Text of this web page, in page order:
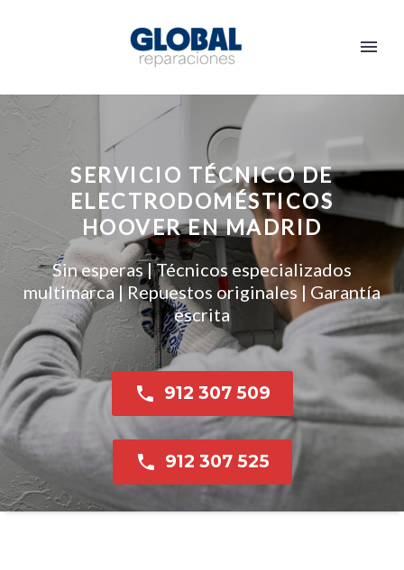
SERVICIO TÉCNICO DE
ELECTRODOMÉSTICOS
HOOVER EN MADRID
Sin esperas | Técnicos especializados
multimarca | Repuestos originales | Garantía
escrita
 912 307 509
 912 307 525